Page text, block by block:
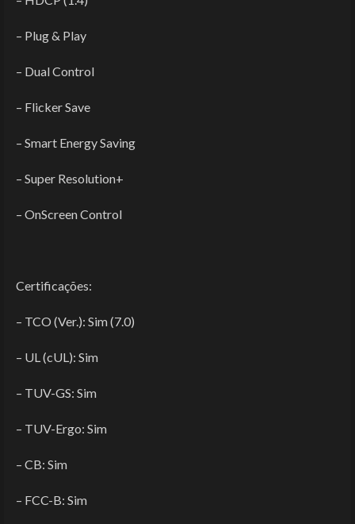
– Plug & Play
– Dual Control
– Flicker Save
– Smart Energy Saving
– Super Resolution+
– OnScreen Control
Certificações:
– TCO (Ver.): Sim (7.0)
– UL (cUL): Sim
– TUV-GS: Sim
– TUV-Ergo: Sim
– CB: Sim
– FCC-B: Sim